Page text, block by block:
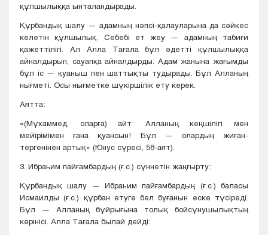
құлшылыққа ынталандырады.
Құрбандық шалу — адамның нәпсі-қалауларына да сәйкес
келетін құлшылық. Себебі ет жеу — адамның табиғи
қажеттілігі. Ал Алла Тағала бұл әдетті құлшылыққа
айналдырып, сауапқа айналдырды. Адам жанына жағымды
бұл іс — қуаныш пен шаттықты тудырады. Бұл Алланың
нығметі. Осы нығметке шүкіршілік ету керек.
Аятта:
«(Мұхаммед, оларға) айт: Алланың кеңшілігі мен
мейірімімен ғана қуансын! Бұл — олардың жиған-
тергенінен артық» (Юнус сүресі, 58-аят).
3. Ибраһим пайғамбардың (ғ.с.) сүннетін жаңғырту:
Құрбандық шалу — Ибраһим пайғамбардың (ғ.с.) баласы
Исмаилды (ғ.с.) құрбан етуге бел буғанын еске түсіреді.
Бұл — Алланың бұйрығына толық бойсұнушылықтың
көрінісі. Алла Тағала былай дейді: